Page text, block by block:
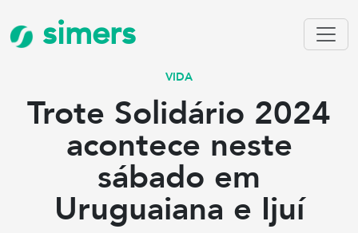
simers
VIDA
Trote Solidário 2024
acontece neste
sábado em
Uruguaiana e Ijuí